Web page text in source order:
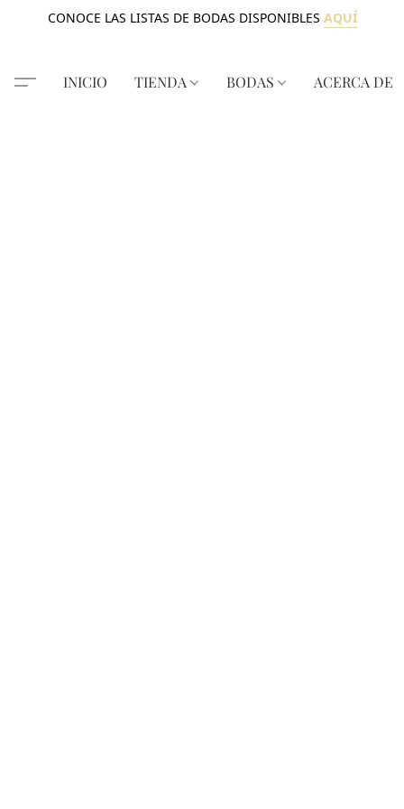
CONOCE LAS LISTAS DE BODAS DISPONIBLES AQUÍ
INICIO TIENDA BODAS ACERCA DE